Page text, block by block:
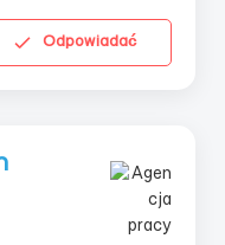
Odpowiadać